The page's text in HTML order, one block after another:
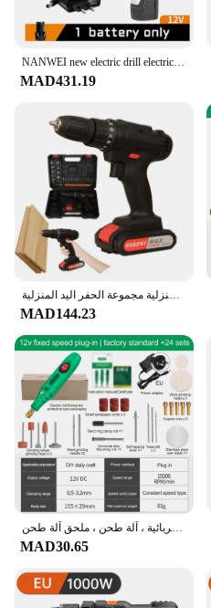
NANWEI new electric drill electric tool electric drill 2-speed 10MM cordless electric drill power tool
MAD431.19
متعددة الوظائف اللاسلكي الحفر أداة السلطة الحفر الكهربائية سائق أداة مجموعات لأدوات الطاقة المنزلية مجموعة الحفر اليد المنزلية
MAD144.23
طاحونة الحفر الكهربائية ، طاحونة القلم ، آلة طحن كهربائية ، تعديل الأدوات الكهربائية ، آلة طحن ، ملحق آلة طحن
MAD30.65